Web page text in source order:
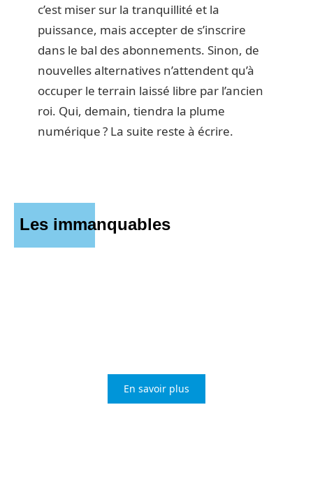
c’est miser sur la tranquillité et la
puissance, mais accepter de s’inscrire
dans le bal des abonnements. Sinon, de
nouvelles alternatives n’attendent qu’à
occuper le terrain laissé libre par l’ancien
roi. Qui, demain, tiendra la plume
numérique ? La suite reste à écrire.
Les immanquables
En savoir plus